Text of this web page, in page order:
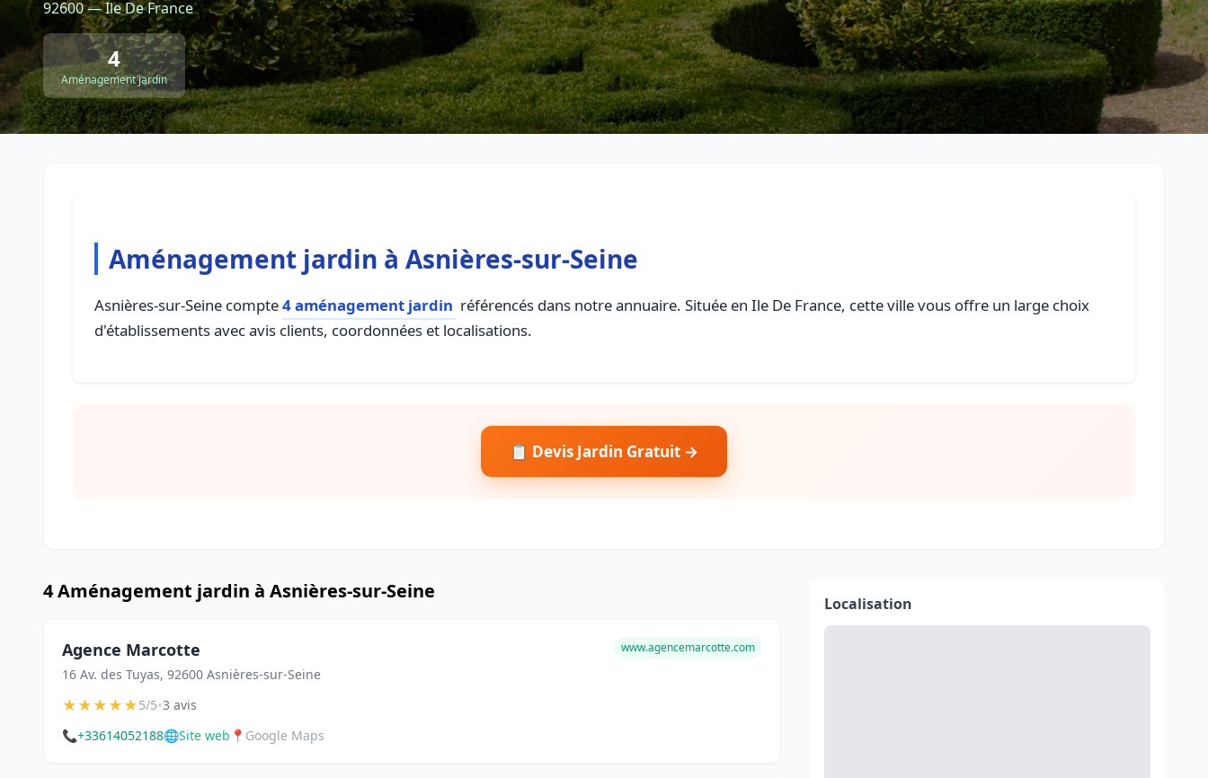
92600 — Ile De France
4
Aménagement jardin
Aménagement jardin à Asnières-sur-Seine
Asnières-sur-Seine compte4 aménagement jardin référencés dans notre annuaire. Située en Ile De France, cette ville vous offre un large choix
d'établissements avec avis clients, coordonnées et localisations.
📋 Devis Jardin Gratuit →
4 Aménagement jardin à Asnières-sur-Seine
Agence Marcotte
16 Av. des Tuyas, 92600 Asnières-sur-Seine
www.agencemarcotte.com
★★★★★5/5•3 avis
📞+33614052188🌐Site web 📍 Google Maps
Localisation